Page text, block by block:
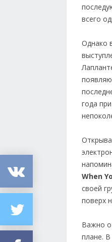
всего
Однако
года
When
своей
поверх
Важно
плане.